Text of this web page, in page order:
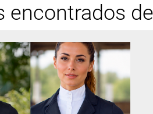
encontrados